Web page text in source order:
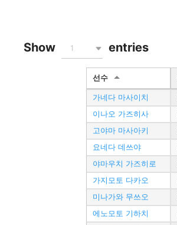
Show 1 entries
선수
가네다 마사이치
이나오 가즈히사
고야마 마사아키
요네다 데쓰야
야마우치 가즈히로
가지모토 다카오
미나가와 무쓰오
에노모토 기하치